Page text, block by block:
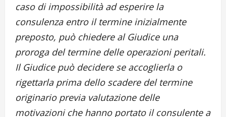
caso di impossibilità ad esperire la
consulenza entro il termine inizialmente
preposto, può chiedere al Giudice una
proroga del termine delle operazioni peritali.
Il Giudice può decidere se accoglierla o
rigettarla prima dello scadere del termine
originario previa valutazione delle
motivazioni che hanno portato il consulente a